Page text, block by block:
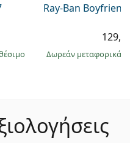
Ray-Ban
Δωρεάν μεταφορικά